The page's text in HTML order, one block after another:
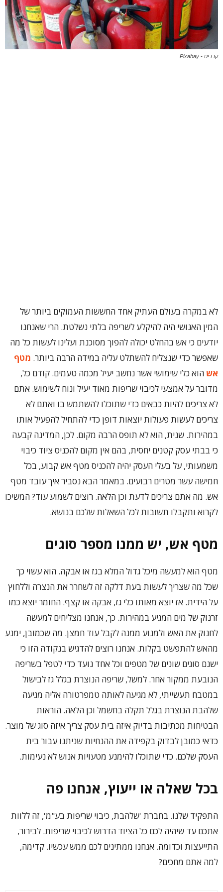
קרדיט - Pixabay
לא במקרה בעולם העתיק אחד החששות העמוקים ביותר של
המין האנושי היה להיקלע לשריפה בלתי נשלטת. הרי שאנחנו
יודעים כי אש בהחלט יכולה להפוך מסוכנת ועלינו לעשות כל מה
שאפשר כדי שנצליח להשתלט עליה במידה הרבה ביותר. מטף
אש הוא כלי שימושי אשר נחשב יעיל מכמה טעמים. קודם כל,
מדובר על אמצעי לכיבוי שריפות מאוד יעיל ונוח לשימוש. אתם
לא צריכים להיות כבאים כדי שתוכלו להשתמש בו ואתם לא
צריכים לעשות פעולות יוצאות דופן כדי להתחיל להפעיל אותו
במהירות. שנית, הוא לא תופס הרבה מקום. לכן, המדינה קבעה
כי בבתי עסק קטנים יחסית, בהם אין מקום להכניס ציוד כיבוי
משמעותי, על בעלי העסק יהיה להכניס מטף אש קבוע, בכל
חמישה עשר מטרים רבועים. במאמר הבא נסביר איך עובד מטף
אש. מה אתם צריכים לדעת וכן הלאה. רוצים לשמוע עוד? המשיכו
לקרוא ותקבלו תשובות לכל השאלות שלכם בנושא.
מטף אש, יש ממנו מספר סוגים
מטף הוא למעשה מיכל גדול המלא בגז או אבקה. הוא עשוי כך
שכל מה שצריך לעשות בעת דלקה זה לשחרר את הנצרה וללחוץ
על הידית. אז יוצא מאותו כלי גז, אבקה או קצף. החומר יוצא כמו
זרנוק של מים המגיע במהירות. כך, אנחנו מצליחים למעשה
לחנוק את האש ולמנוע ממנה לקבל עוד חמצן. מה שכמובן, ימנע
מהאש להתפשט בקלות. אנחנו רוצים להדגיש בנקודה הזו כי
ישנם סוגים שונים של מטפים וכל אחד נועד כדי לטפל בשריפה
הנובעת ממקור אחר. למשל, שריפה הנוצרת בגלל גז לבישול
במטבח תעשייתי, לא מגיעה לאותה טמפרטורה אליה מגיעה
שלהבת הנוצרת בגלל תקלה בחשמל וכן הלאה. הוראות
הבטיחות מכתיבות בדיוק איזה בית עסק צריך איזה סוג של מוצר.
כדאי כמובן לבדוק בקפידה את ההנחיות שניתנו עבור בית
העסק שלכם. כדי שתוכלו להימנע מטעויות אנוש לא נעימות.
בכל שאלה או ייעוץ, אנחנו פה
התפקיד שלנו. בחברת 'שלהבת, כיבוי שריפות בע"מ', זה ללוות
אתכם עד שיהיה לכם כל הציוד הדרוש לכיבוי שריפות. לבירור,
התייעצות וכדומה. אנחנו ממתינים לכם ממש עכשיו. קדימה,
למה אתם מחכים?